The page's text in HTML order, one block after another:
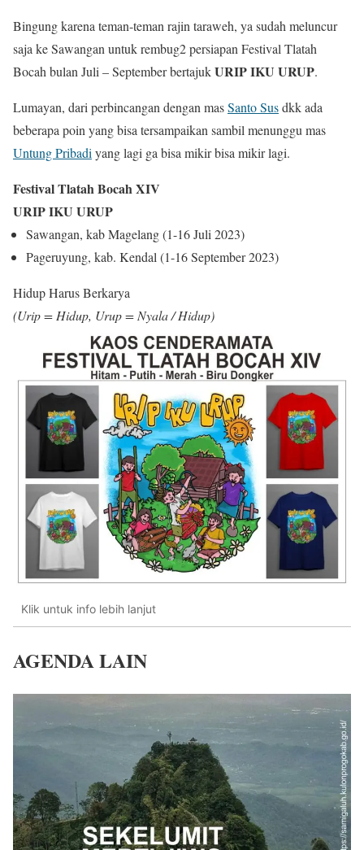
Bingung karena teman-teman rajin taraweh, ya sudah meluncur
saja ke Sawangan untuk rembug2 persiapan Festival Tlatah
Bocah bulan Juli – September bertajukURIP IKU URUP.
Lumayan, dari perbincangan dengan masSanto Susdkk ada
beberapa poin yang bisa tersampaikan sambil menunggu mas
Untung Pribadi yang lagi ga bisa mikir bisa mikir lagi.
Festival Tlatah Bocah XIV
URIP IKU URUP
Sawangan, kab Magelang (1-16 Juli 2023)
Pageruyung, kab. Kendal (1-16 September 2023)
Hidup Harus Berkarya
(Urip = Hidup, Urup = Nyala / Hidup)
Klik untuk info lebih lanjut
AGENDA LAIN